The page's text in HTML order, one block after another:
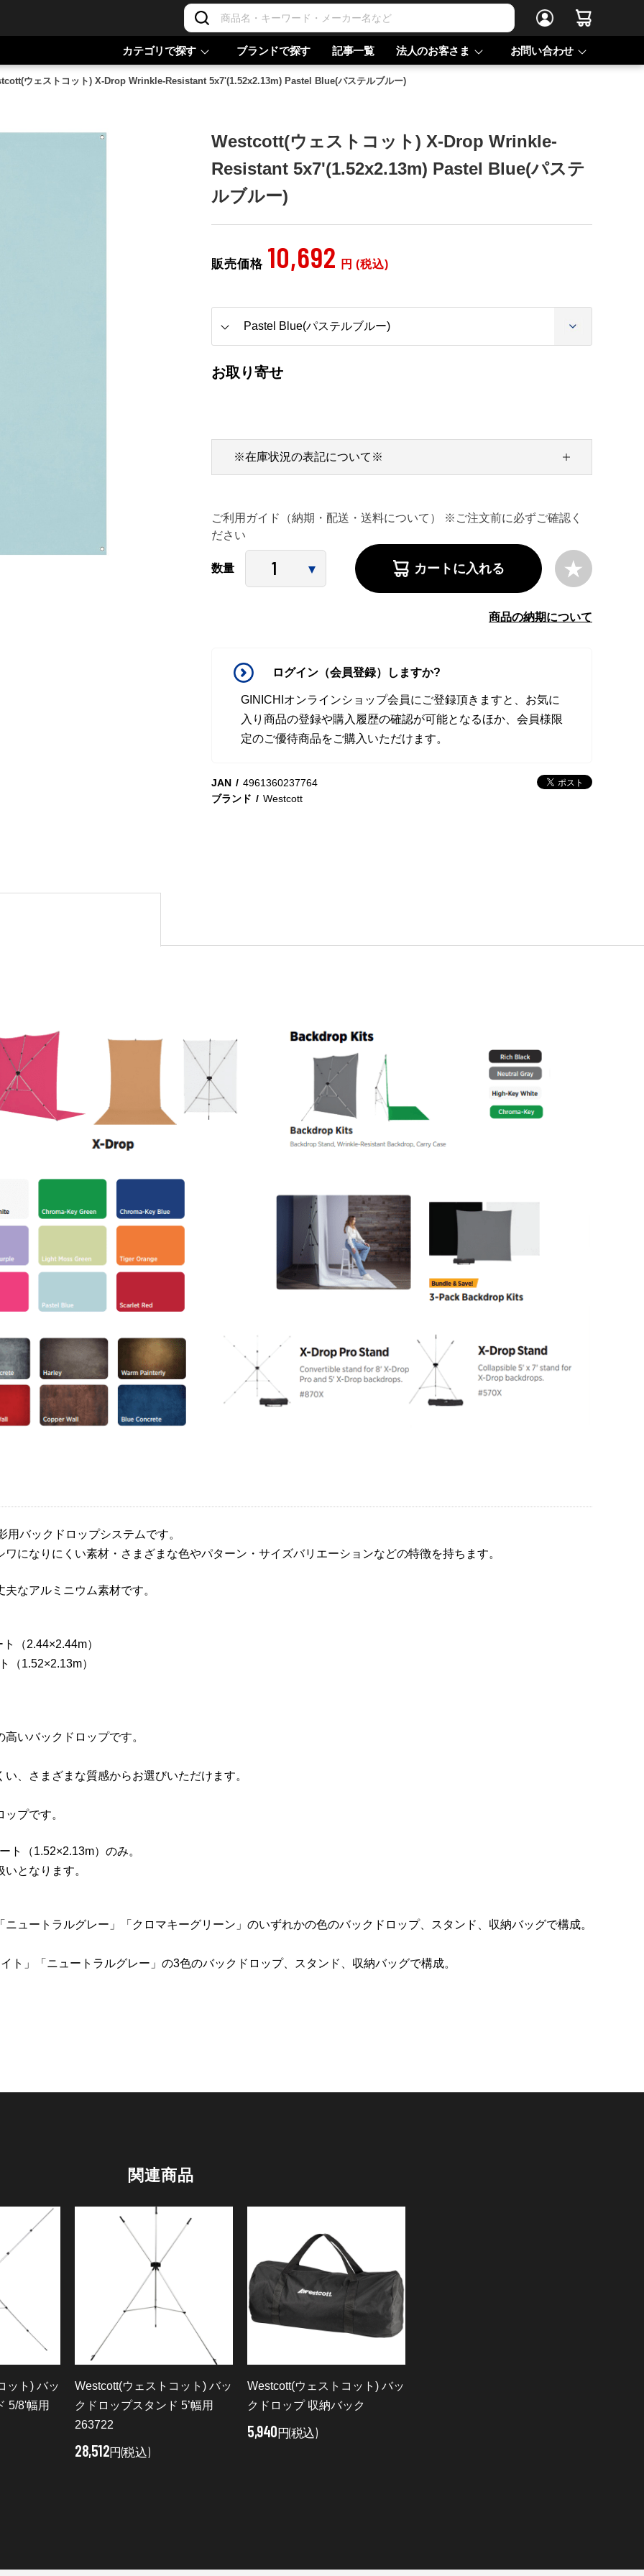
カテゴリで探す ブランドで探す 記事一覧 法人のお客さま お問い合わせ
ウェストコット) X-Drop Wrinkle-Resistant 5x7'(1.52x2.13m) Pastel Blue(パステルブルー)
Westcott(ウェストコット) X-Drop Wrinkle-
Resistant 5x7'(1.52x2.13m) Pastel Blue(パステ
ルブルー)
販売価格 10,692 円 (税込)
お取り寄せ
ご利用ガイド（納期・配送・送料について） ※ご注文前に必ずご確認く
ださい
※在庫状況の表記について※
数量 カートに入れる
商品の納期について
ログイン（会員登録）しますか?
GINICHIオンラインショップ会員にご登録頂きますと、お気に
入り商品の登録や購入履歴の確認が可能となるほか、会員様限
定のご優待商品をご購入いただけます。
JAN
4961360237764
ブランド
Westcott
バックドロップシステムです。
になりにくい素材・さまざまな色やパターン・サイズバリエーションなどの特徴を持ちます。
なアルミニウム素材です。
（2.44×2.44m）
（1.52×2.13m）
いバックドロップです。
、さまざまな質感からお選びいただけます。
プです。
（1.52×2.13m）のみ。
となります。
ュートラルグレー」「クロマキーグリーン」のいずれかの色のバックドロップ、スタンド、収納バッグで構成。
ト」「ニュートラルグレー」の3色のバックドロップ、スタンド、収納バッグで構成。
関連商品
ット) バッ
5/8'幅用
Westcott(ウェストコット) バッ
クドロップスタンド 5’幅用
263722
28,512円(税込)
Westcott(ウェストコット) バッ
クドロップ 収納バック
5,940円(税込)